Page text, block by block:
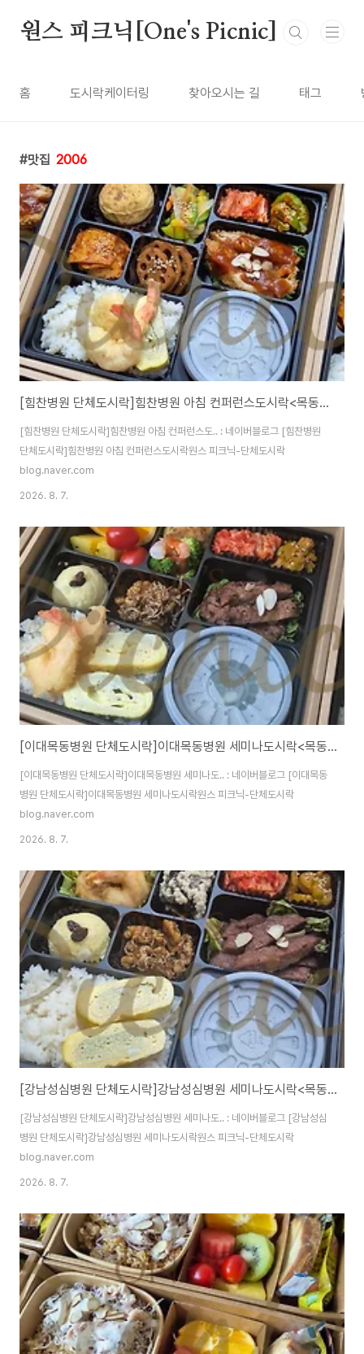
원스 피크닉[One's Picnic]
홈 도시락케이터링 찾아오시는 길 태그
맛집 2006
[힘찬병원 단체도시락]힘찬병원 아침 컨퍼런스도시락<목동도시락/단체도시락/도시락케이터링:원스피크닉>
[힘찬병원 단체도시락]힘찬병원 아침 컨퍼런스도.. : 네이버블로그 [힘찬병원
단체도시락]힘찬병원 아침 컨퍼런스도시락원스 피크닉-단체도시락
blog.naver.com
2026. 8. 7.
[이대목동병원 단체도시락]이대목동병원 세미나도시락<목동도시락/단체도시락/도시락케이터링:원스피크닉>
[이대목동병원 단체도시락]이대목동병원 세미나도.. : 네이버블로그 [이대목동
병원 단체도시락]이대목동병원 세미나도시락원스 피크닉-단체도시락
blog.naver.com
2026. 8. 7.
[강남성심병원 단체도시락]강남성심병원 세미나도시락<목동도시락/단체도시락/도시락케이터링:원스피크닉>
[강남성심병원 단체도시락]강남성심병원 세미나도.. : 네이버블로그 [강남성심
병원 단체도시락]강남성심병원 세미나도시락원스 피크닉-단체도시락
blog.naver.com
2026. 8. 7.